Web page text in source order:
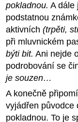
pokladnou. A dále
podstatnou
aktivních (trpěti,
při mluvnickém
býti bit. Ani nejde
podrobování se
je souzen…
A konečně
vyjádřen původce
pokladnou. To je